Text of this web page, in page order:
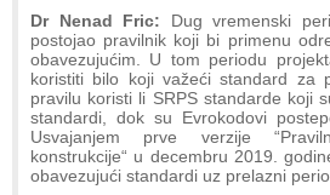
Dr Nenad Fric: Dug vremenski
postojao pravilnik koji bi primenu
obavezujućim. U tom periodu
koristiti bilo koji važeći standard za
pravilu koristi li SRPS standarde koji
standardi, dok su Evrokodovi
Usvajanjem prve verzije
konstrukcije“ u decembru 2019.
obavezujući standardi uz prelazni